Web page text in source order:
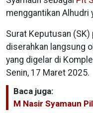
menggantikan Alhudri
Surat Keputusan (SK)
diserahkan langsung
yang digelar di
Senin, 17 Maret 2025.
Baca juga:
M Nasir Syamaun